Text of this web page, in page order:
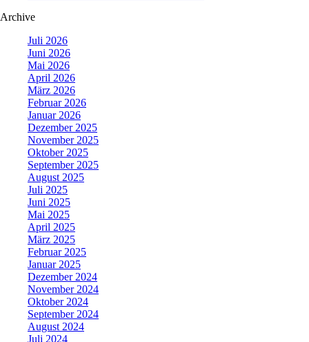
Archive
Juli 2026
Juni 2026
Mai 2026
April 2026
März 2026
Februar 2026
Januar 2026
Dezember 2025
November 2025
Oktober 2025
September 2025
August 2025
Juli 2025
Juni 2025
Mai 2025
April 2025
März 2025
Februar 2025
Januar 2025
Dezember 2024
November 2024
Oktober 2024
September 2024
August 2024
Juli 2024